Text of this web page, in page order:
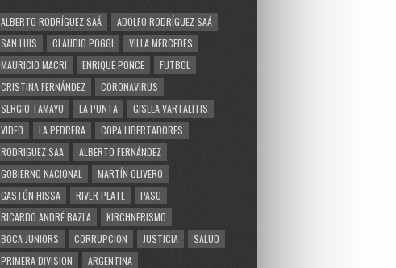
ALBERTO RODRÍGUEZ SAÁ
ADOLFO RODRÍGUEZ SAÁ
SAN LUIS
CLAUDIO POGGI
VILLA MERCEDES
MAURICIO MACRI
ENRIQUE PONCE
FUTBOL
CRISTINA FERNÁNDEZ
CORONAVIRUS
SERGIO TAMAYO
LA PUNTA
GISELA VARTALITIS
VIDEO
LA PEDRERA
COPA LIBERTADORES
RODRIGUEZ SAA
ALBERTO FERNÁNDEZ
GOBIERNO NACIONAL
MARTÍN OLIVERO
GASTÓN HISSA
RIVER PLATE
PASO
RICARDO ANDRÉ BAZLA
KIRCHNERISMO
BOCA JUNIORS
CORRUPCION JUSTICIA
SALUD
PRIMERA DIVISION
ARGENTINA